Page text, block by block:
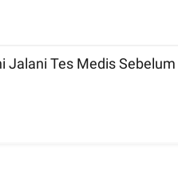
Tes Medis